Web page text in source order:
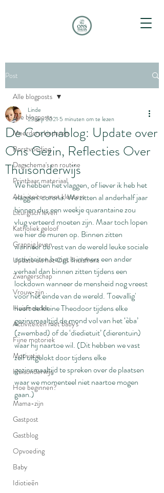
Post
Alle blogposts
Meerdere kinderen
Borstvoeding
Dagschema's en routine
Printbaar materiaal
Activiteiten met kleuters
Liturgisch leven
Katholiek geloof
Grappig leven
Update uit het Ons Thuisfront
Zwangerschap
Vrouw-zijn
Huismoeder
Activiteiten met baby's
Fijne motoriek
Motivatie
Huisonderwijs
Hoe beginnen?
Mama-zijn
Gastpost
Gastblog
Opvoeding
Baby
Idiotieën
Alle blogposts
De Coronablog: Update over
Ons Gezin, Reflecties Over
Thuisonderwijs
Linde
23 sep 2021 5 minuten om te lezen
We hebben het vlaggen, of liever ik heb het
vlaggen: corona. We zitten al anderhalf jaar
binnen dus een weekje quarantaine zou
vlug verteerd moeten zijn. Maar toch lopen
we hier de muren op. Binnen zitten
wanneer de rest van de wereld leuke sociale
activiteiten bezigt is immers een ander
verhaal dan binnen zitten tijdens een
lockdown wanneer de mensheid nog vreest
voor het einde van de wereld. 'Toevallig'
heeft de kleine Theodoor tijdens elke
gezinsmaaltijd de mond vol van het ‘èba’
(zwembad) of de ‘diedietuit’ (dierentuin)
waar hij naartoe wil. (Dit hebben we vast
zelf uitgelokt door tijdens elke
gezinsmaaltijd te spreken over de plaatsen
waar we momenteel niet naartoe mogen
gaan.)